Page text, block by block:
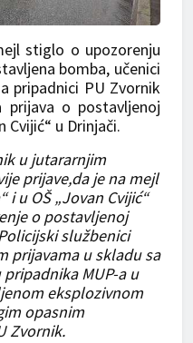
stiglo o upozorenju
bomba, učenici
pripadnici PU Zvornik
prijava o postavljenoj
Cvijić“ u Drinjači.
u jutararnjim
prijave,da je na mejl
i u OŠ „Jovan Cvijić“
o postavljenoj
službenici
prijavama u skladu sa
MUP-a u
eksplozivnom
opasnim
Zvornik.